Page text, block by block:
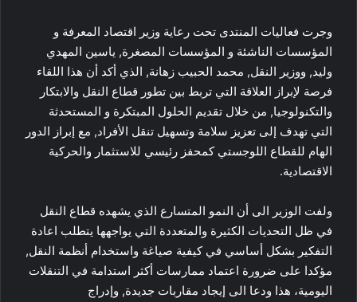
وجرت فعاليات المنتدى تحت رعاية وزير اقتصاد المعرفة و
المؤسسات الناشئة و المؤسسات المصغرة, ياسين المهدي
وليد, ووزير النقل, محمد الحبيب زهانة, الذي أكد أن هذا اللقاء
فرصة لإبراز العلاقة التي تربط بين تطور قطاع النقل والابتكار
والتكنولوجيا, من خلال تقديم الحلول المبتكرة و المستحدثة
التي تهدف إلى تعزيز سلامة وتسهيل تنقل الأفراد, مع إبراز الدور
الهام للقطاع اللوجستي كمحفز رئيسي للاستثمار والحركية
الاقتصادية.
ولفت الوزير الى أن النمو المتسارع الذي يشهده قطاع النقل
في ظل التحديات الكثيرة والمتعددة التي يواجهها يتطلب اعادة
التفكير بشكل أساسي في كيفية صياغة واستخدام أنظمة النقل,
مؤكدا على ضرورة اعتماد ممارسات أكثر استدامة في التنقلات
اليومية، هذا ودعا الى إيجاد مقاربات جديدة, وإدراج